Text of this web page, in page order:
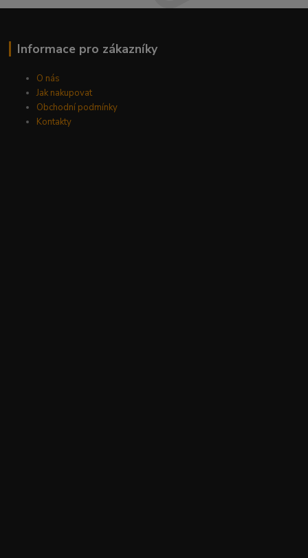
Informace pro zákazníky
O nás
Jak nakupovat
Obchodní podmínky
Kontakty